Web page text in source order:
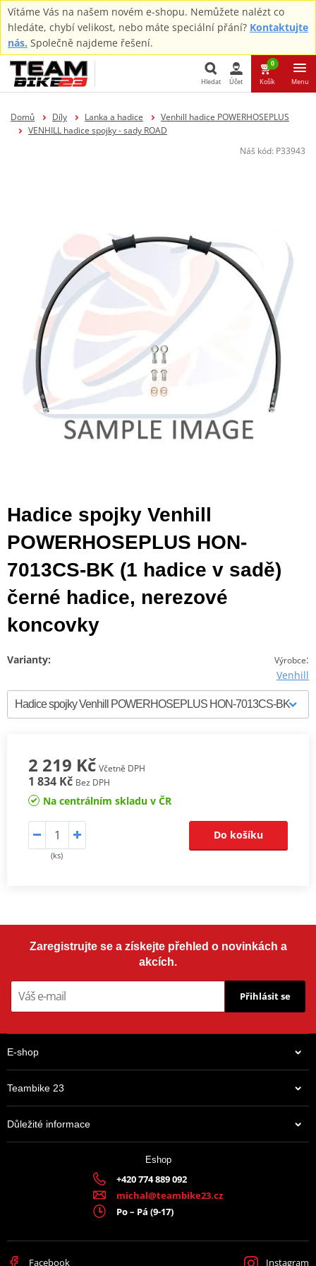
Vítáme Vás na našem novém e-shopu. Nemůžete nalézt co
hledáte, chybí velikost, nebo máte speciální přání? Kontaktujte
nás. Společně najdeme řešení.
Hledat
Hledat Účet
0
Košík Menu
Domů Díly Lanka a hadice
Venhill hadice POWERHOSEPLUS
VENHILL hadice spojky - sady ROAD
Náš kód: P33943
Hadice spojky Venhill
POWERHOSEPLUS HON-
7013CS-BK (1 hadice v sadě)
černé hadice, nerezové
koncovky
Výrobce:
Venhill
Varianty:
2 219 Kč Včetně DPH
1 834 Kč Bez DPH
Na centrálním skladu v ČR
(ks)
Do košíku
Zaregistrujte se a získejte přehled o novinkách a
akcích.
Přihlásit se
E-shop
Teambike 23
Důležité informace
Eshop
+420 774 889 092
michal@teambike23.cz
Po – Pá (9-17)
Facebook Instagram